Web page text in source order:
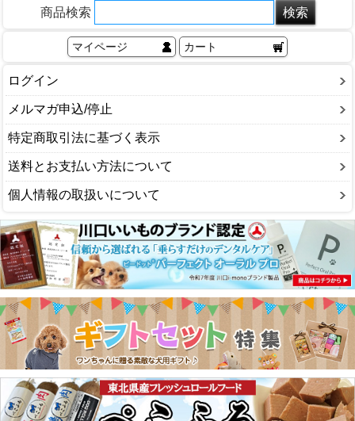
商品検索
マイページ カート
ログイン
メルマガ申込/停止
特定商取引法に基づく表示
送料とお支払い方法について
個人情報の取扱いについて